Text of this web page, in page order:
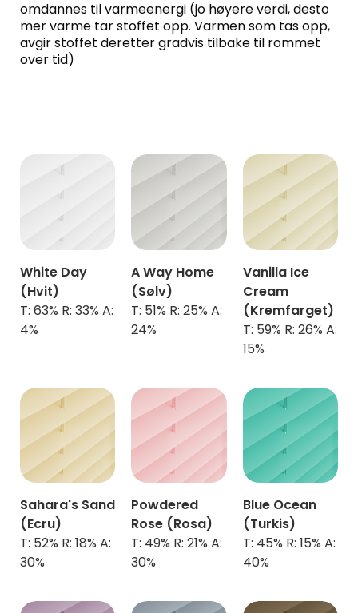
omdannes til varmeenergi (jo høyere verdi, desto
mer varme tar stoffet opp. Varmen som tas opp,
avgir stoffet deretter gradvis tilbake til rommet
over tid)
White Day
(Hvit)
T: 63% R: 33% A:
4%
A Way Home
(Sølv)
T: 51% R: 25% A:
24%
Vanilla Ice
Cream
(Kremfarget)
T: 59% R: 26% A:
15%
Sahara's Sand
(Ecru)
T: 52% R: 18% A:
30%
Powdered
Rose (Rosa)
T: 49% R: 21% A:
30%
Blue Ocean
(Turkis)
T: 45% R: 15% A:
40%